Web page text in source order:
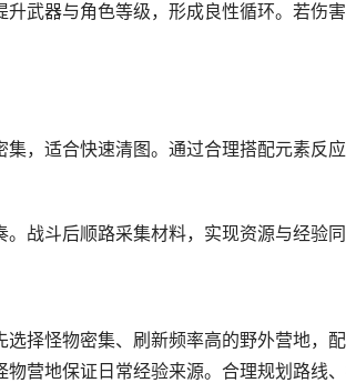
武器与角色等级，形成良性循环。若伤
，适合快速清图。通过合理搭配元素反
战斗后顺路采集材料，实现资源与经验同
择怪物密集、刷新频率高的野外营地，
营地保证日常经验来源。合理规划路线